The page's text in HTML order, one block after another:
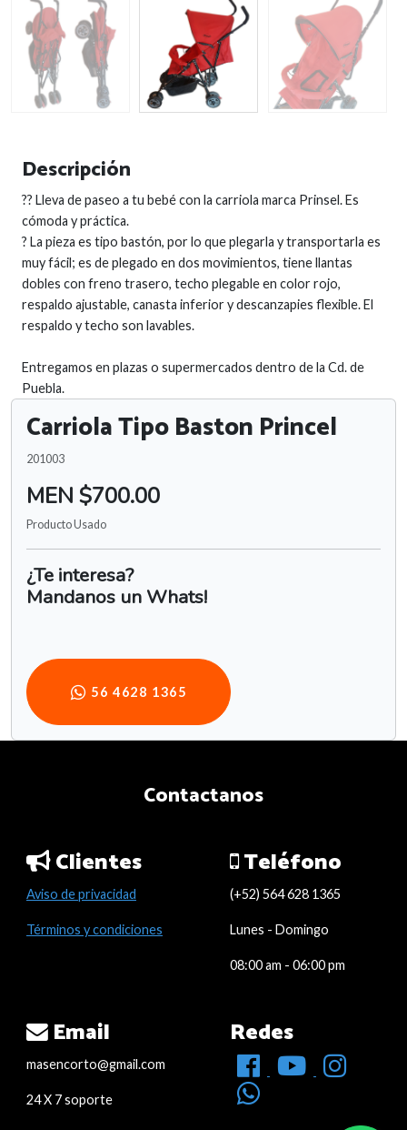
Descripción
?? Lleva de paseo a tu bebé con la carriola marca Prinsel. Es
cómoda y práctica.
? La pieza es tipo bastón, por lo que plegarla y transportarla es
muy fácil; es de plegado en dos movimientos, tiene llantas
dobles con freno trasero, techo plegable en color rojo,
respaldo ajustable, canasta inferior y descanzapies flexible. El
respaldo y techo son lavables.
Entregamos en plazas o supermercados dentro de la Cd. de
Puebla.
Carriola Tipo Baston Princel
201003
MEN $700.00
Producto Usado
¿Te interesa?
Mandanos un Whats!
56 4628 1365
Contactanos
Clientes
Aviso de privacidad
Términos y condiciones
Teléfono
(+52) 564 628 1365
Lunes - Domingo
08:00 am - 06:00 pm
Email
masencorto@gmail.com
24 X 7 soporte
Redes